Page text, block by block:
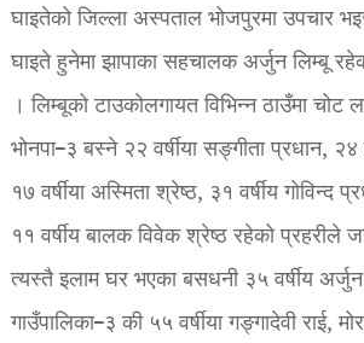
घाइतेको जिल्ला अस्पताल भोजपुरमा उपचार
घाइते हुनेमा झापाका सहचालक अर्जुन लिम्बू
। लिम्बूको टाउकोलगायत विभिन्न ठाउँमा
भोनपा–३ बस्ने २२ वर्षीया सङ्गीता प्रधान, २४
१७ वर्षीया अस्मिता श्रेष्ठ, ३१ वर्षीय गोविन्द
११ वर्षीय बालक विवेक श्रेष्ठ रहेको प्रहरीले
त्यस्तै इलाम घर भएका बसधनी ३५ वर्षीय
गाउँपालिका–३ की ५५ वर्षीया गङ्गादेवी राई,